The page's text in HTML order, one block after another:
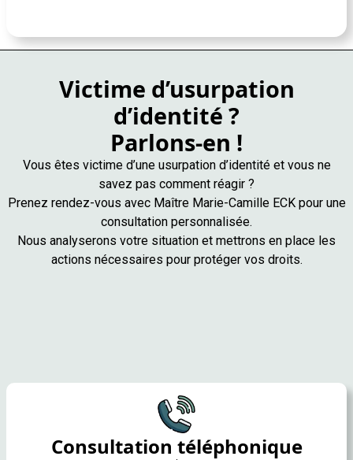
Victime d’usurpation
d’identité ?
Parlons-en !
Vous êtes victime d’une usurpation d’identité et vous ne
savez pas comment réagir ?
Prenez rendez-vous avec Maître Marie-Camille ECK pour une
consultation personnalisée.
Nous analyserons votre situation et mettrons en place les
actions nécessaires pour protéger vos droits.
Consultation téléphonique